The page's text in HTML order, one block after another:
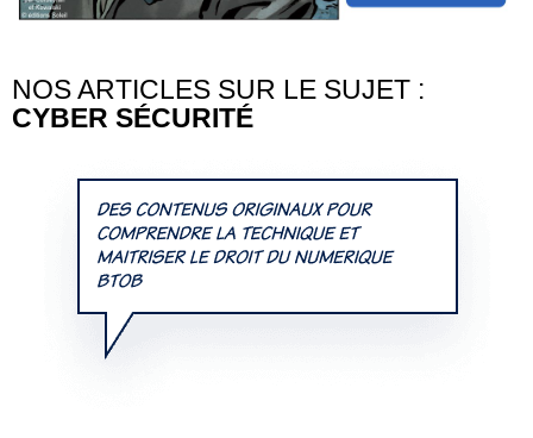
NOS ARTICLES SUR LE SUJET :
CYBER SÉCURITÉ